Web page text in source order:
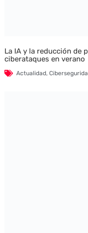
La IA y la reducción de
ciberataques en verano
Actualidad,